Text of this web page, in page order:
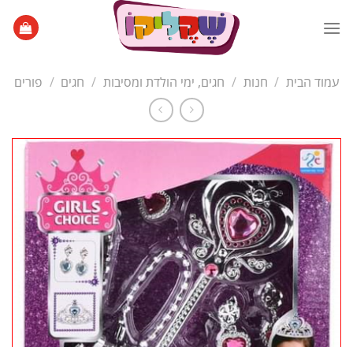
עמוד הבית / חנות / חגים, ימי הולדת ומסיבות / חגים / פורים